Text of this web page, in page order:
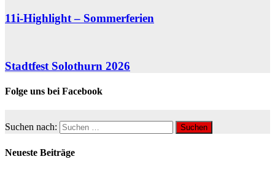
11i-Highlight – Sommerferien
Stadtfest Solothurn 2026
Folge uns bei Facebook
Suchen nach:
Neueste Beiträge